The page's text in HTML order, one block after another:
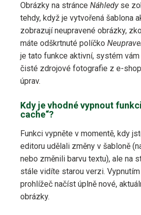
Obrázky na stránce Náhledyse
tehdy, když je vytvořená šablona
zobrazují neupravené obrázky,
máte odškrtnuté políčko
je tato funkce aktivní, systém vám
čisté zdrojové fotografie z e-
úprav.
Kdy je vhodné vypnout
cache“?
Funkci vypněte v momentě, kdy
editoru udělali změny v šabloně
nebo změnili barvu textu), ale na
stále vidíte starou verzi. Vypnutím
prohlížeč načíst úplně nové,
obrázky.